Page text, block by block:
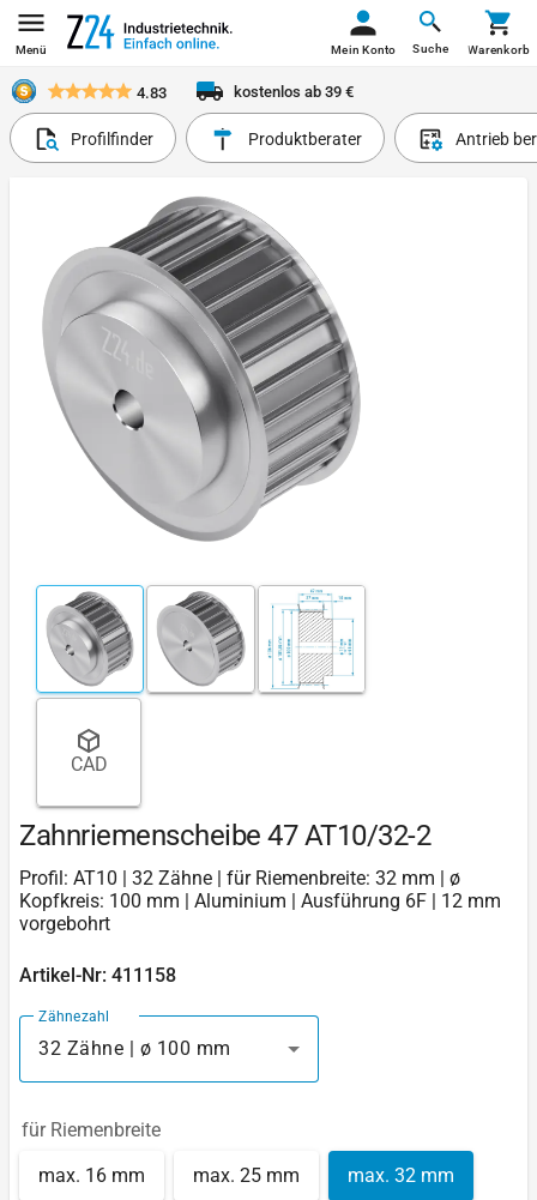
Menü Suche
Mein Konto Warenkorb
4.83 kostenlos ab 39 €
Profilfinder Produktberater Antrieb
CAD
Zahnriemenscheibe 47 AT10/32-2
Profil: AT10 | 32 Zähne | für Riemenbreite: 32 mm | ø
Kopfkreis: 100 mm | Aluminium | Ausführung 6F | 12 mm
vorgebohrt
Artikel-Nr: 411158
Zähnezahl
32 Zähne | ø 100 mm
für Riemenbreite
max. 16 mm max. 25 mm max. 32 mm